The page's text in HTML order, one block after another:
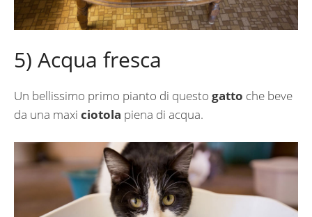
5) Acqua fresca
Un bellissimo primo pianto di questo gatto che beve
da una maxi ciotola piena di acqua.